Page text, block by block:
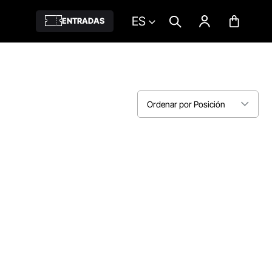
ENTRADAS ES
Ordenar por Posición